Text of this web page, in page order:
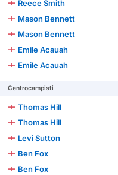
Reece Smith
Mason Bennett
Mason Bennett
Emile Acauah
Emile Acauah
Centrocampisti
Thomas Hill
Thomas Hill
Levi Sutton
Ben Fox
Ben Fox